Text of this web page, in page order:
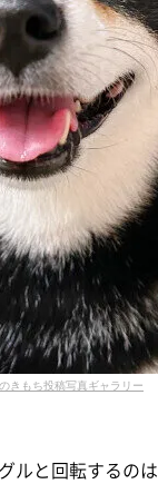
きもち投稿写真ギャラリー
ルと回転するの